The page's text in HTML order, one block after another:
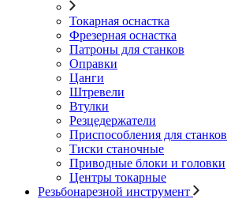
Токарная оснастка
Фрезерная оснастка
Патроны для станков
Оправки
Цанги
Штревели
Втулки
Резцедержатели
Приспособления для станков
Тиски станочные
Приводные блоки и головки
Центры токарные
Резьбонарезной инструмент